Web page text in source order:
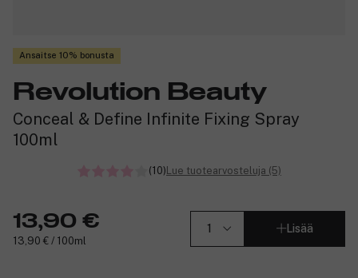
Ansaitse 10% bonusta
Revolution Beauty
Conceal & Define Infinite Fixing Spray
100ml
(10)Lue tuotearvosteluja (5)
13,90 €
13,90 € / 100ml
Lisää